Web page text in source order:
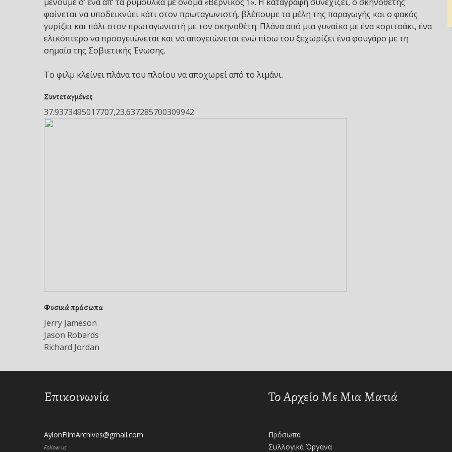
φαίνεται να υποδεικνύει κάτι στον πρωταγωνιστή, βλέπουμε τα μέλη της παραγωγής και ο φακός
γυρίζει και πάλι στον πρωταγωνιστή με τον σκηνοθέτη. Πλάνα από μια γυναίκα με ένα κοριτσάκι, ένα
ελικόπτερο να προσγειώνεται και να απογειώνεται ενώ πίσω του ξεχωρίζει ένα φουγάρο με τη
σημαία της Σοβιετικής Ένωσης.
Το φιλμ κλείνει πλάνα του πλοίου να αποχωρεί από το λιμάνι.
Συντεταγμένες
37.9373495017707,23.637285700309942
Φυσικά πρόσωπα
Jerry Jameson
Jason Robards
Richard Jordan
Επικοινωνία
AylonFilmArchives@gmail.com
Follow us
Το Αρχείο Με Μια Ματιά
Πρόσωπα
Συλλογικά Όργανα